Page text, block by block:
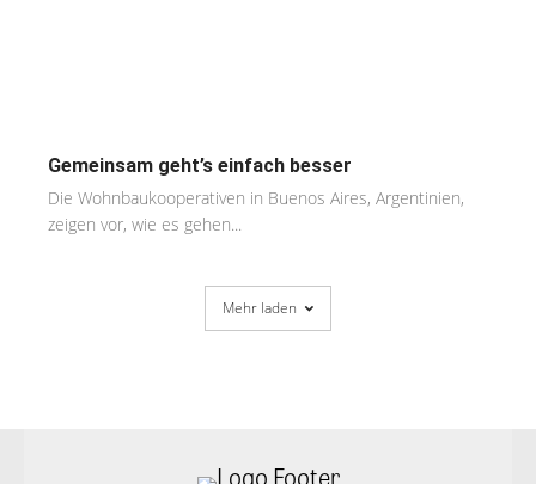
Gemeinsam geht’s einfach besser
Die Wohnbaukooperativen in Buenos Aires, Argentinien,
zeigen vor, wie es gehen...
Mehr laden